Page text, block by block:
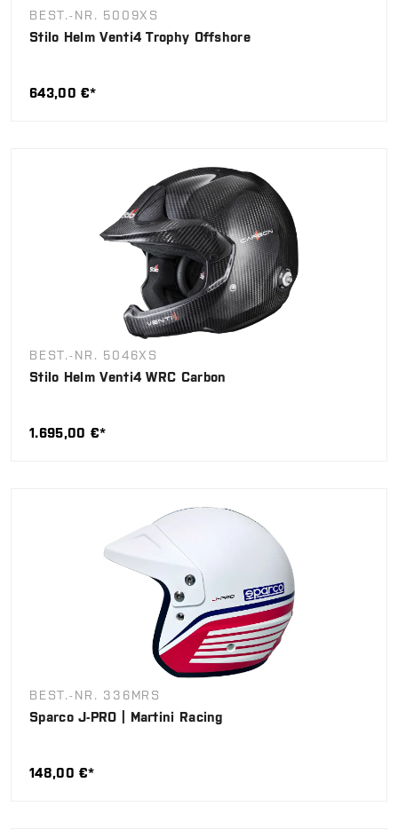
BEST.-NR. 5009XS
Stilo Helm Venti4 Trophy Offshore
643,00 €*
BEST.-NR. 5046XS
Stilo Helm Venti4 WRC Carbon
1.695,00 €*
BEST.-NR. 336MRS
Sparco J-PRO | Martini Racing
148,00 €*